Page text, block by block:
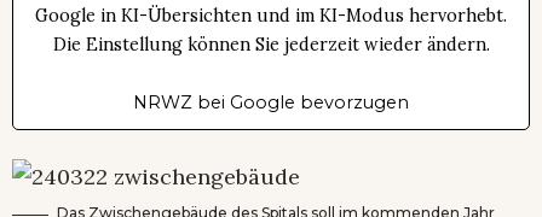
Google in KI-Übersichten und im KI-Modus hervorhebt.
Die Einstellung können Sie jederzeit wieder ändern.
NRWZ bei Google bevorzugen
Das Zwischengebäude des Spitals soll im kommenden Jahr